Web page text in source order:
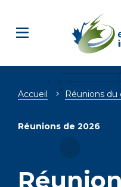
Fil
Accueil Réunions du
Réunions de 2026